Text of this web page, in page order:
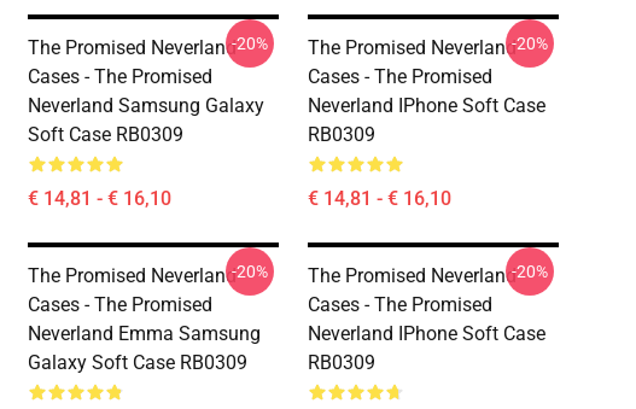
The Promised Neverland
Cases - The Promised
Neverland Samsung Galaxy
Soft Case RB0309
€ 14,81 - € 16,10
-20%
The Promised Neverland
Cases - The Promised
Neverland IPhone Soft Case
RB0309
€ 14,81 - € 16,10
-20%
The Promised Neverland
Cases - The Promised
Neverland Emma Samsung
Galaxy Soft Case RB0309
-20%
The Promised Neverland
Cases - The Promised
Neverland IPhone Soft Case
RB0309
-20%